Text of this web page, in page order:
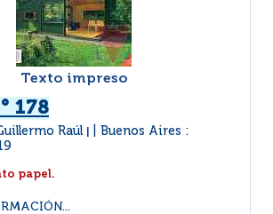
Texto impreso
178
Raúl
Buenos Aires :
papel.